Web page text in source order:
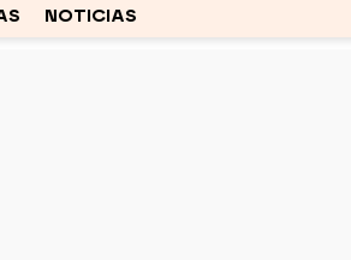
NOTICIAS